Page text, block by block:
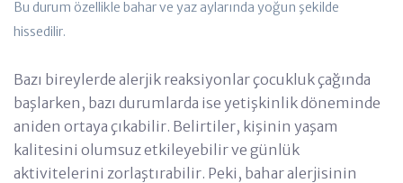
Bu durum özellikle bahar ve yaz aylarında yoğun şekilde
hissedilir.
Bazı bireylerde alerjik reaksiyonlar çocukluk çağında
başlarken, bazı durumlarda ise yetişkinlik döneminde
aniden ortaya çıkabilir. Belirtiler, kişinin yaşam
kalitesini olumsuz etkileyebilir ve günlük
aktivitelerini zorlaştırabilir. Peki, bahar alerjisinin